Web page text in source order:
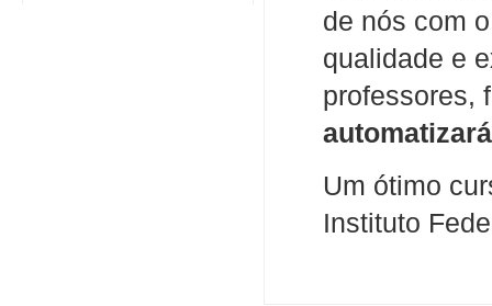
de nós com
qualidade e
professores,
Um ótimo
Instituto